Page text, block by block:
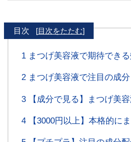
を成分からアド
目次 [目次をたたむ]
1まつげ美容液で期待でき
2まつげ美容液で注目の成分
3【成分で見る】まつげ美
4【3000円以上】本格的に